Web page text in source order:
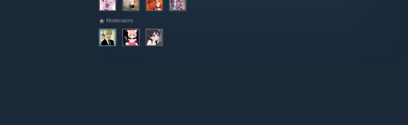
风流燕返（UID72412）：资深泛军事游戏玩家，从2012年开始在B站制作军事类游戏攻略视频，粉丝
数1万余人，视频播放量170万。
TOAA工作室（UID20064871）：资深战锤文化UP主，从2016年开始在B站制作战锤文化周边视频，粉
丝数6万余人，视频播放量750万。
Moderators